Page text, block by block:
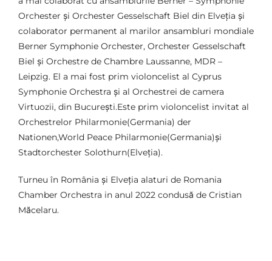
Orchester și Orchester Gesselschaft Biel din Elveția și
colaborator permanent al marilor ansambluri mondiale
Berner Symphonie Orchester, Orchester Gesselschaft
Biel și Orchestre de Chambre Laussanne, MDR –
Leipzig. El a mai fost prim violoncelist al Cyprus
Symphonie Orchestra și al Orchestrei de camera
Virtuozii, din București.Este prim violoncelist invitat al
Orchestrelor Philarmonie(Germania) der
Nationen,World Peace Philarmonie(Germania)și
Stadtorchester Solothurn(Elveția).
Turneu în România și Elveția alaturi de Romania
Chamber Orchestra in anul 2022 condusă de Cristian
Măcelaru.